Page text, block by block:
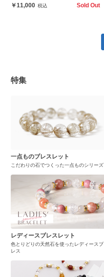
11,000 Sold Out
特集
一点ものブレスレット
こだわりの石でつくった一点ものシリーズ
レディースブレスレット
色とりどりの天然石を使ったレディースブ
レス